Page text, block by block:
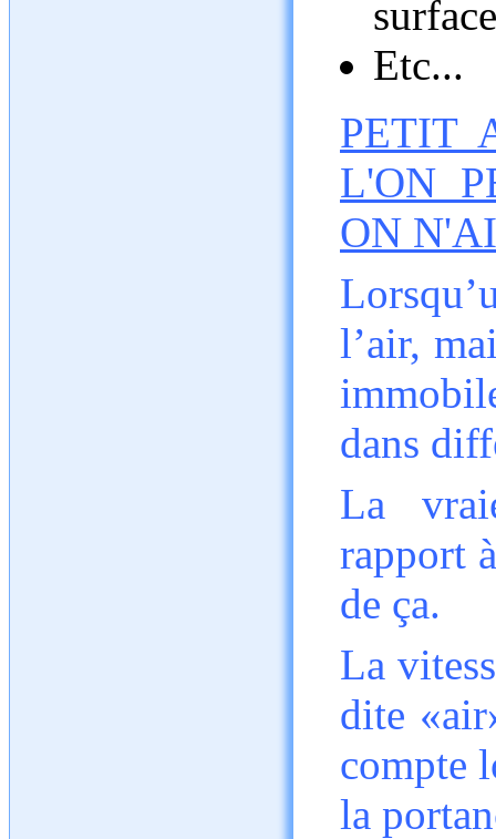
Etc...
PETIT
L'ON
ON
l’air,
dans
La
rapport
de ça.
La
dite
compte
la